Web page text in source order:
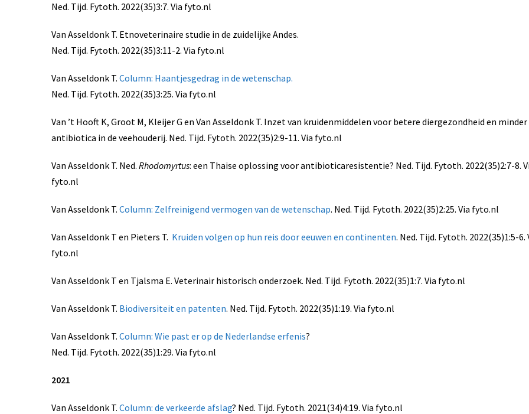
Ned. Tijd. Fytoth. 2022(35)3:7. Via fyto.nl
Van Asseldonk T. Etnoveterinaire studie in de zuidelijke Andes.
Ned. Tijd. Fytoth. 2022(35)3:11-2. Via fyto.nl
Van Asseldonk T. Column: Haantjesgedrag in de wetenschap.
Ned. Tijd. Fytoth. 2022(35)3:25. Via fyto.nl
Van ’t Hooft K, Groot M, Kleijer G en Van Asseldonk T. Inzet van kruidenmiddelen voor betere diergezondheid en minder
antibiotica in de veehouderij. Ned. Tijd. Fytoth. 2022(35)2:9-11. Via fyto.nl
Van Asseldonk T. Ned. Rhodomyrtus: een Thaise oplossing voor antibioticaresistentie? Ned. Tijd. Fytoth. 2022(35)2:7-8.
fyto.nl
Van Asseldonk T. Column: Zelfreinigend vermogen van de wetenschap. Ned. Tijd. Fytoth. 2022(35)2:25. Via fyto.nl
Van Asseldonk T en Pieters T. Kruiden volgen op hun reis door eeuwen en continenten. Ned. Tijd. Fytoth. 2022(35)1:5-6.
fyto.nl
Van Asseldonk T en Tjalsma E. Veterinair historisch onderzoek. Ned. Tijd. Fytoth. 2022(35)1:7. Via fyto.nl
Van Asseldonk T. Biodiversiteit en patenten. Ned. Tijd. Fytoth. 2022(35)1:19. Via fyto.nl
Van Asseldonk T. Column: Wie past er op de Nederlandse erfenis?
Ned. Tijd. Fytoth. 2022(35)1:29. Via fyto.nl
2021
Van Asseldonk T. Column: de verkeerde afslag? Ned. Tijd. Fytoth. 2021(34)4:19. Via fyto.nl